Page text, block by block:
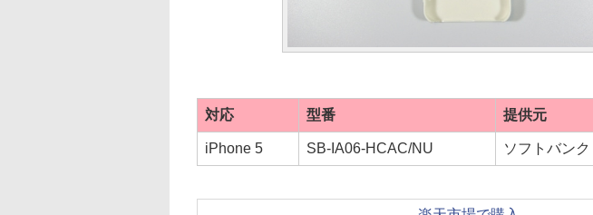
対応 型番 提供元
iPhone 5 SB-IA06-HCAC/NU ソフトバンク